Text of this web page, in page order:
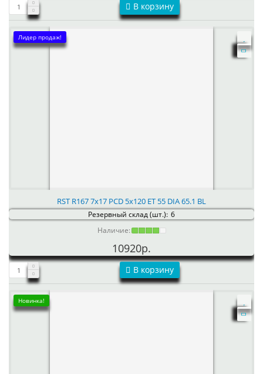
В корзину
Лидер продаж!
RST R167 7x17 PCD 5x120 ET 55 DIA 65.1 BL
Резервный склад (шт.): 6
Наличие:
10920р.
В корзину
Новинка!